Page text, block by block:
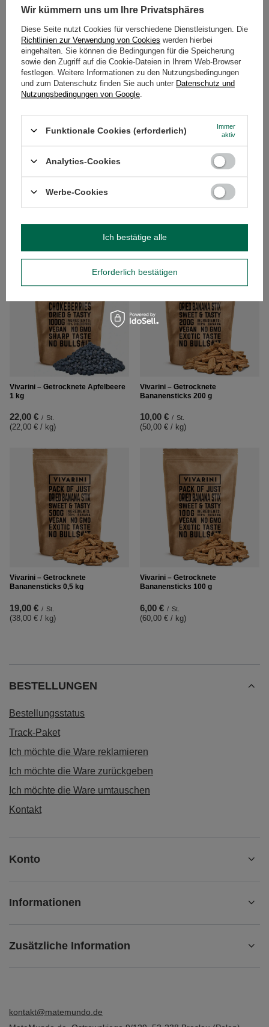
4,00 € / St.
(16,00 € / kg)
17,00 € / St.
(17,00 € / kg)
19,00 € / St. 13,00 € / St.
(13,00 € / kg
Vivarini – Getrocknete Apfelbeere
1 kg
22,00 € / St.
(22,00 € / kg)
Vivarini – Getrocknete
Bananensticks 200 g
10,00 € / St.
(50,00 € / kg)
Vivarini – Getrocknete
Bananensticks 0,5 kg
19,00 € / St.
(38,00 € / kg)
Vivarini – Getrocknete
Bananensticks 100 g
6,00 € / St.
(60,00 € / kg)
BESTELLUNGEN
Bestellungsstatus
Track-Paket
Ich möchte die Ware reklamieren
Ich möchte die Ware zurückgeben
Ich möchte die Ware umtauschen
Kontakt
Konto
Informationen
Zusätzliche Information
kontakt@matemundo.de
Wir kümmern uns um Ihre Privatsphäres
Diese Seite nutzt Cookies für verschiedene Dienstleistungen. Die
Richtlinien zur Verwendung von Cookies werden hierbei
eingehalten. Sie können die Bedingungen für die Speicherung
sowie den Zugriff auf die Cookie-Dateien in Ihrem Web-Browser
festlegen. Weitere Informationen zu den Nutzungsbedingungen
und zum Datenschutz finden Sie auch unter Datenschutz und
Nutzungsbedingungen von Google
Funktionale Cookies (erforderlich)
Immer
aktiv
Analytics-Cookies
Werbe-Cookies
Erforderlich bestätigen
Ich bestätige alle